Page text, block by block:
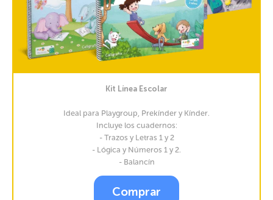
Kit Línea Escolar
Ideal para Playgroup, Prekínder y Kínder.
Incluye los cuadernos:
- Trazos y Letras 1 y 2
- Lógica y Números 1 y 2.
- Balancín
Comprar